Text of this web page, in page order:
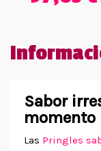
Sabor
momento
Las Pringles